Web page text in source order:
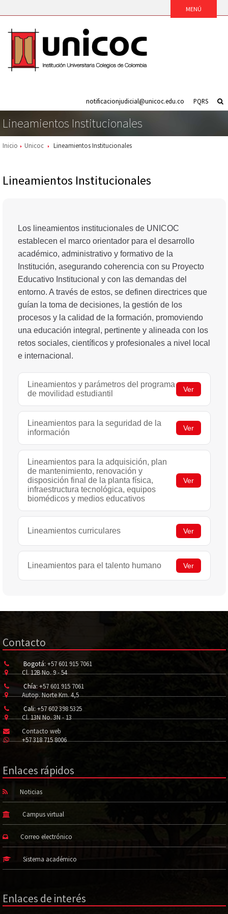
PQRS
notificacionjudicial@unicoc.edu.co
Lineamientos Institucionales
Inicio Unicoc Lineamientos Institucionales
Lineamientos Institucionales
Los lineamientos institucionales de UNICOC
establecen el marco orientador para el desarrollo
académico, administrativo y formativo de la
Institución, asegurando coherencia con su Proyecto
Educativo Institucional y con las demandas del
entorno. A través de estos, se definen directrices que
guían la toma de decisiones, la gestión de los
procesos y la calidad de la formación, promoviendo
una educación integral, pertinente y alineada con los
retos sociales, científicos y profesionales a nivel local
e internacional.
Lineamientos y parámetros del programa
de movilidad estudiantil
Ver
Lineamientos para la seguridad de la
información
Ver
Lineamientos para la adquisición, plan
de mantenimiento, renovación y
disposición final de la planta física,
infraestructura tecnológica, equipos
biomédicos y medios educativos
Ver
Lineamientos curriculares Ver
Lineamientos para el talento humano Ver
Contacto
Bogotá: +57 601 915 7061
Cl. 12B No. 9 - 54
Chía: +57 601 915 7061
Autop. Norte Km. 4,5
Cali: +57 602 398 5325
Cl. 13N No. 3N - 13
Contacto web
+57 318 715 8006
Enlaces rápidos
Noticias
Campus virtual
Correo electrónico
Sistema académico
Enlaces de interés